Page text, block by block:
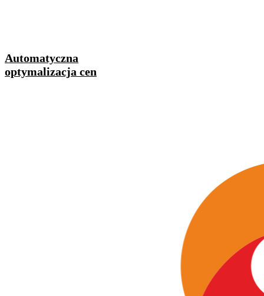
Automatyczna
optymalizacja cen